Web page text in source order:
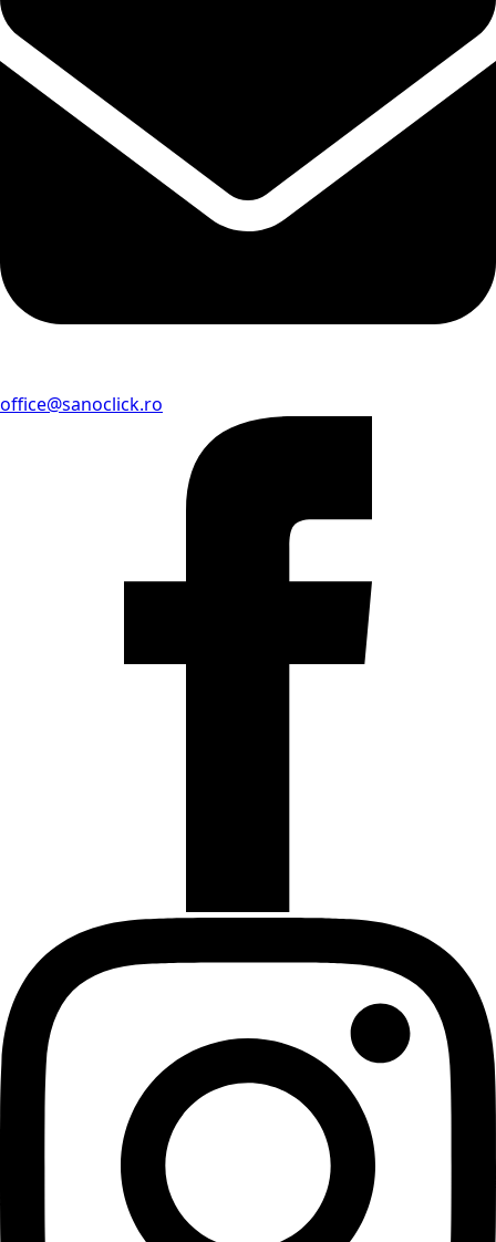
office@sanoclick.ro